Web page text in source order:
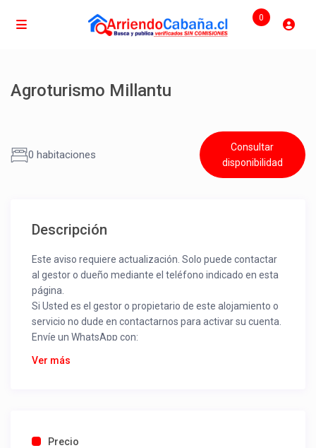
0
Agroturismo Millantu
0 habitaciones
Consultar
disponibilidad
Descripción
Este aviso requiere actualización. Solo puede contactar
al gestor o dueño mediante el teléfono indicado en esta
página.
Si Usted es el gestor o propietario de este alojamiento o
servicio no dude en contactarnos para activar su cuenta.
Envíe un WhatsApp con:
Nombre alojamiento o servicio
Una foto de cuenta de luz o agua o gas que acredite
Ver más
Precio